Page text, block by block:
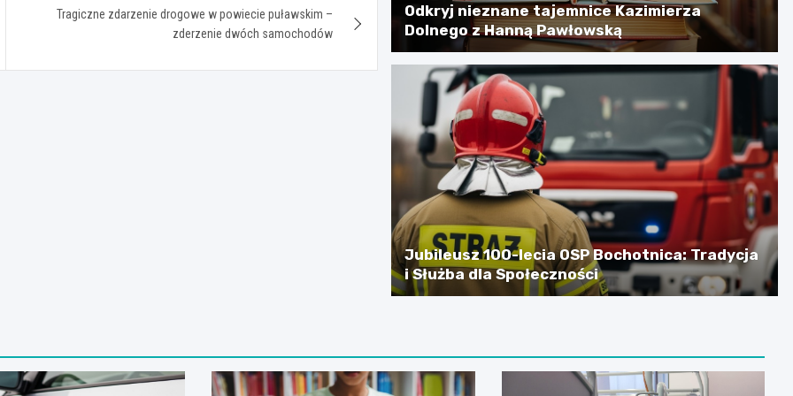
Tragiczne zdarzenie drogowe w powiecie puławskim –
zderzenie dwóch samochodów
Odkryj nieznane tajemnice Kazimierza
Dolnego z Hanną Pawłowską
Jubileusz 100-lecia OSP Bochotnica: Tradycja
i Służba dla Społeczności